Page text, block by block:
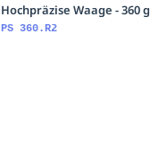
Hochpräzise Waage - 360 g
PS 360.R2